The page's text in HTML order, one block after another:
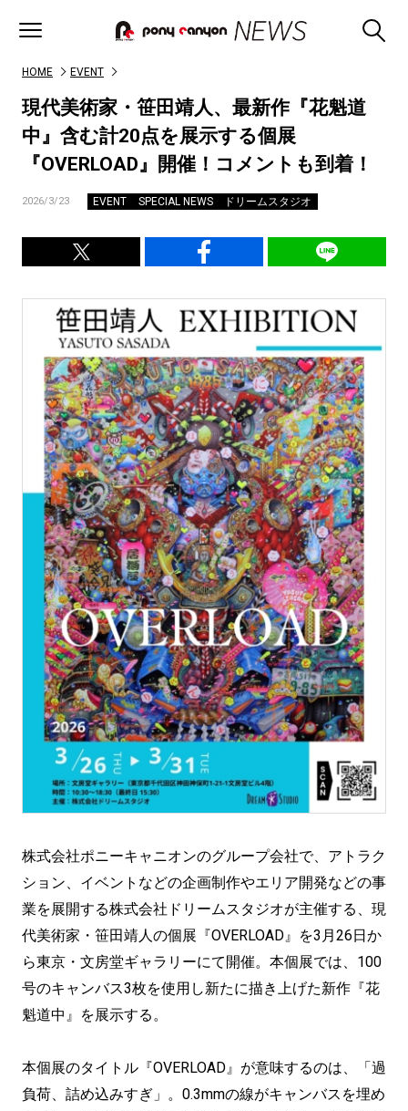
HOME EVENT
現代美術家・笹田靖人、最新作『花魁道
中』含む計20点を展示する個展
『OVERLOAD』開催！コメントも到着！
2026/3/23 EVENT SPECIAL NEWS ドリームスタジオ
株式会社ポニーキャニオンのグループ会社で、アトラク
ション、イベントなどの企画制作やエリア開発などの事
業を展開する株式会社ドリームスタジオが主催する、現
代美術家・笹田靖人の個展『OVERLOAD』を3月26日か
ら東京・文房堂ギャラリーにて開催。本個展では、100
号のキャンバス3枚を使用し新たに描き上げた新作『花
魁道中』を展示する。
本個展のタイトル『OVERLOAD』が意味するのは、「過
負荷、詰め込みすぎ」。0.3mmの線がキャンバスを埋め